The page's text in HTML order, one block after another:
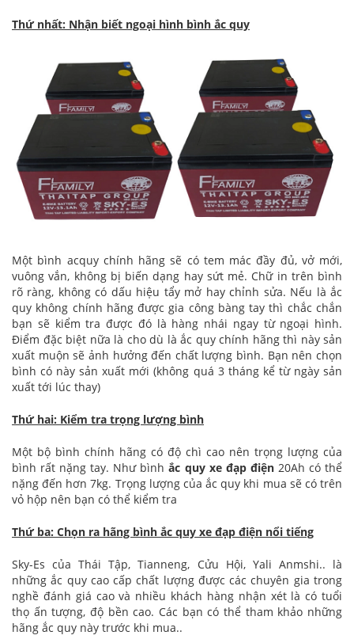
Thứ nhất: Nhận biết ngoại hình bình ắc quy
Một bình acquy chính hãng sẽ có tem mác đầy đủ, vở mới,
vuông vắn, không bị biến dạng hay sứt mẻ. Chữ in trên bình
rõ ràng, không có dấu hiệu tẩy mở hay chỉnh sửa. Nếu là ắc
quy không chính hãng được gia công bàng tay thì chắc chắn
bạn sẽ kiểm tra được đó là hàng nhái ngay từ ngoại hình.
Điểm đặc biệt nữa là cho dù là ắc quy chính hãng thì này sản
xuất muộn sẽ ảnh hưởng đến chất lượng bình. Bạn nên chọn
bình có này sản xuất mới (không quá 3 tháng kể từ ngày sản
xuất tới lúc thay)
Thứ hai: Kiểm tra trọng lượng bình
Một bộ bình chính hãng có độ chì cao nên trọng lượng của
bình rất nặng tay. Như bìnhắc quy xe đạp điện20Ah có thể
nặng đến hơn 7kg. Trọng lượng của ắc quy khi mua sẽ có trên
vỏ hộp nên bạn có thể kiểm tra
Thứ ba: Chọn ra hãng bình ắc quy xe đạp điện nổi tiếng
Sky-Es của Thái Tập, Tianneng, Cửu Hội, Yali Anmshi.. là
những ắc quy cao cấp chất lượng được các chuyên gia trong
nghề đánh giá cao và nhiều khách hàng nhận xét là có tuổi
thọ ấn tượng, độ bền cao. Các bạn có thể tham khảo những
hãng ắc quy này trước khi mua..